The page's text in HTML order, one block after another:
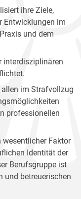
ihre Ziele,
Entwicklungen im
und dem
interdisziplinären
im Strafvollzug
professionellen
Faktor
Identität der
Berufsgruppe ist
und betreuerischen